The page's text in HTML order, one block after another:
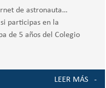
de astronauta…
participas en la
de 5 años del Colegio
LEER MÁS